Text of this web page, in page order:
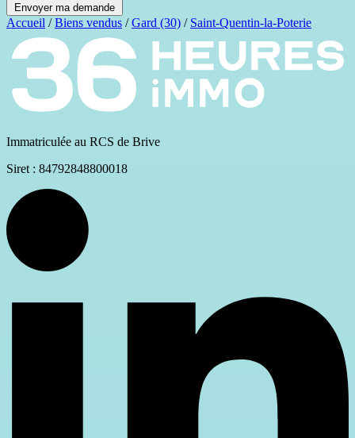
Envoyer ma demande
Accueil / Biens vendus / Gard (30) / Saint-Quentin-la-Poterie
Immatriculée au RCS de Brive
Siret : 84792848800018